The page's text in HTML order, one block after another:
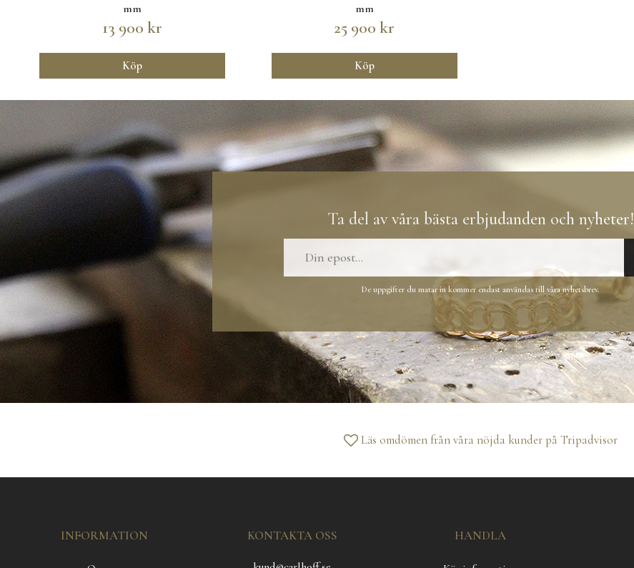
mm
13 900 kr
Köp
mm
25 900 kr
Köp
Ta del av våra bästa erbjudanden och nyheter!
De uppgifter du matar in kommer endast användas till våra nyhetsbrev.
Läs omdömen från våra nöjda kunder på Tripadvisor
INFORMATION KONTAKTA OSS HANDLA